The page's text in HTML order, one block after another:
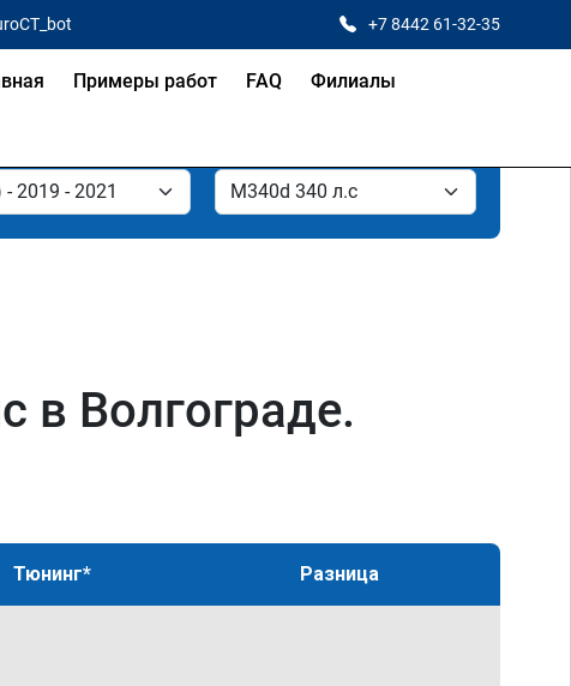
+7 8442 61-32-35
Примеры работ FAQ Филиалы
в Волгограде.
Тюнинг* Разница